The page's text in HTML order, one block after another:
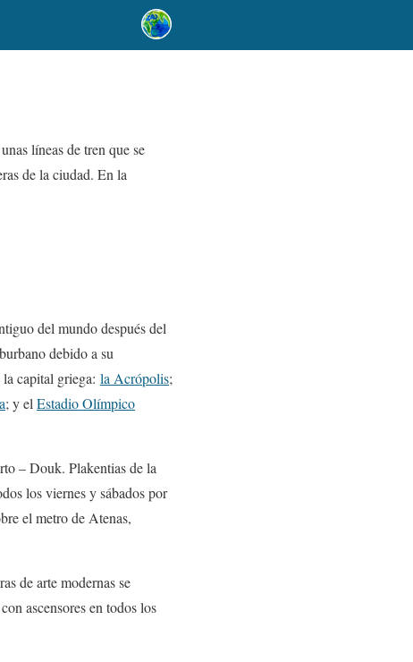
líneas de tren que se
de la ciudad. En la
del mundo después del
debido a su
capital griega: la Acrópolis;
; y el Estadio Olímpico
– Douk. Plakentias de la
los viernes y sábados por
el metro de Atenas,
de arte modernas se
ascensores en todos los